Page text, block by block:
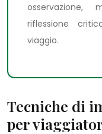
riflessione
viaggio.
Tecniche di
per